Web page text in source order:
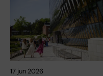
17 jun 2026